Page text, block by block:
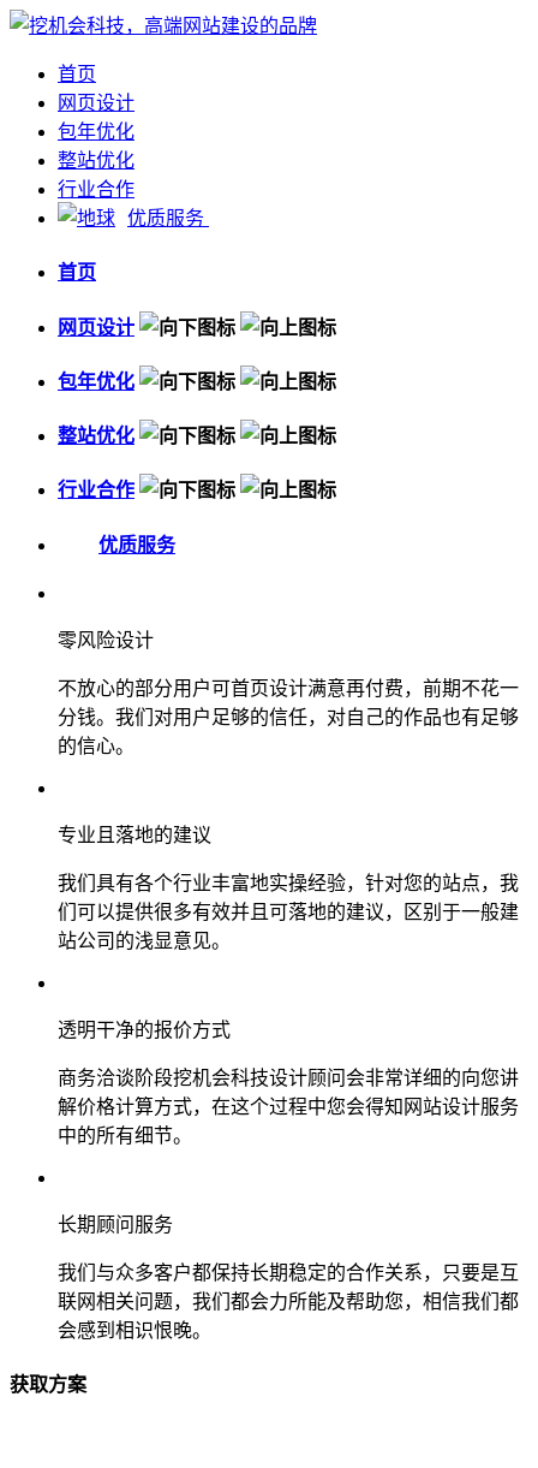
首页
网页设计
包年优化
整站优化
行业合作
优质服务
首页
网页设计
包年优化
整站优化
行业合作
优质服务
零风险设计
不放心的部分用户可首页设计满意再付费，前期不花一
分钱。我们对用户足够的信任，对自己的作品也有足够
的信心。
专业且落地的建议
我们具有各个行业丰富地实操经验，针对您的站点，我
们可以提供很多有效并且可落地的建议，区别于一般建
站公司的浅显意见。
透明干净的报价方式
商务洽谈阶段挖机会科技设计顾问会非常详细的向您讲
解价格计算方式，在这个过程中您会得知网站设计服务
中的所有细节。
长期顾问服务
我们与众多客户都保持长期稳定的合作关系，只要是互
联网相关问题，我们都会力所能及帮助您，相信我们都
会感到相识恨晚。
获取方案